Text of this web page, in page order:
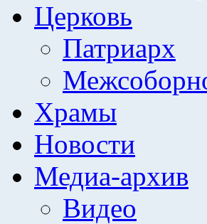
Церковь
Патриарх
Храмы
Новости
Медиа-архив
Видео